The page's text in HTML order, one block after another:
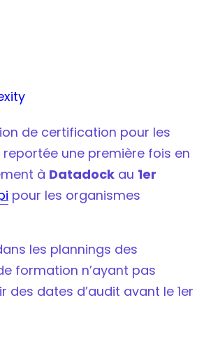
en 2022 ?
de certification pour les
une première fois en
à Datadock au 1er
pour les organismes
les plannings des
formation n’ayant pas
dates d’audit avant le 1er